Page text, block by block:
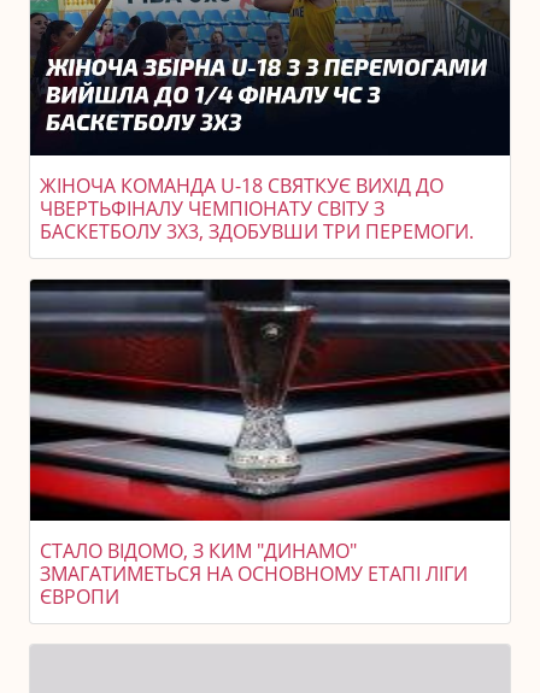
ЖІНОЧА КОМАНДА U-18 СВЯТКУЄ ВИХІД ДО
ЧВЕРТЬФІНАЛУ ЧЕМПІОНАТУ СВІТУ З
БАСКЕТБОЛУ 3X3, ЗДОБУВШИ ТРИ ПЕРЕМОГИ.
СТАЛО ВІДОМО, З КИМ "ДИНАМО"
ЗМАГАТИМЕТЬСЯ НА ОСНОВНОМУ ЕТАПІ ЛІГИ
ЄВРОПИ